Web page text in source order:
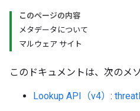
このページの内容
メタデータについて
マルウェア サイト
このドキュメントは、次のメ
Lookup API（v4） :